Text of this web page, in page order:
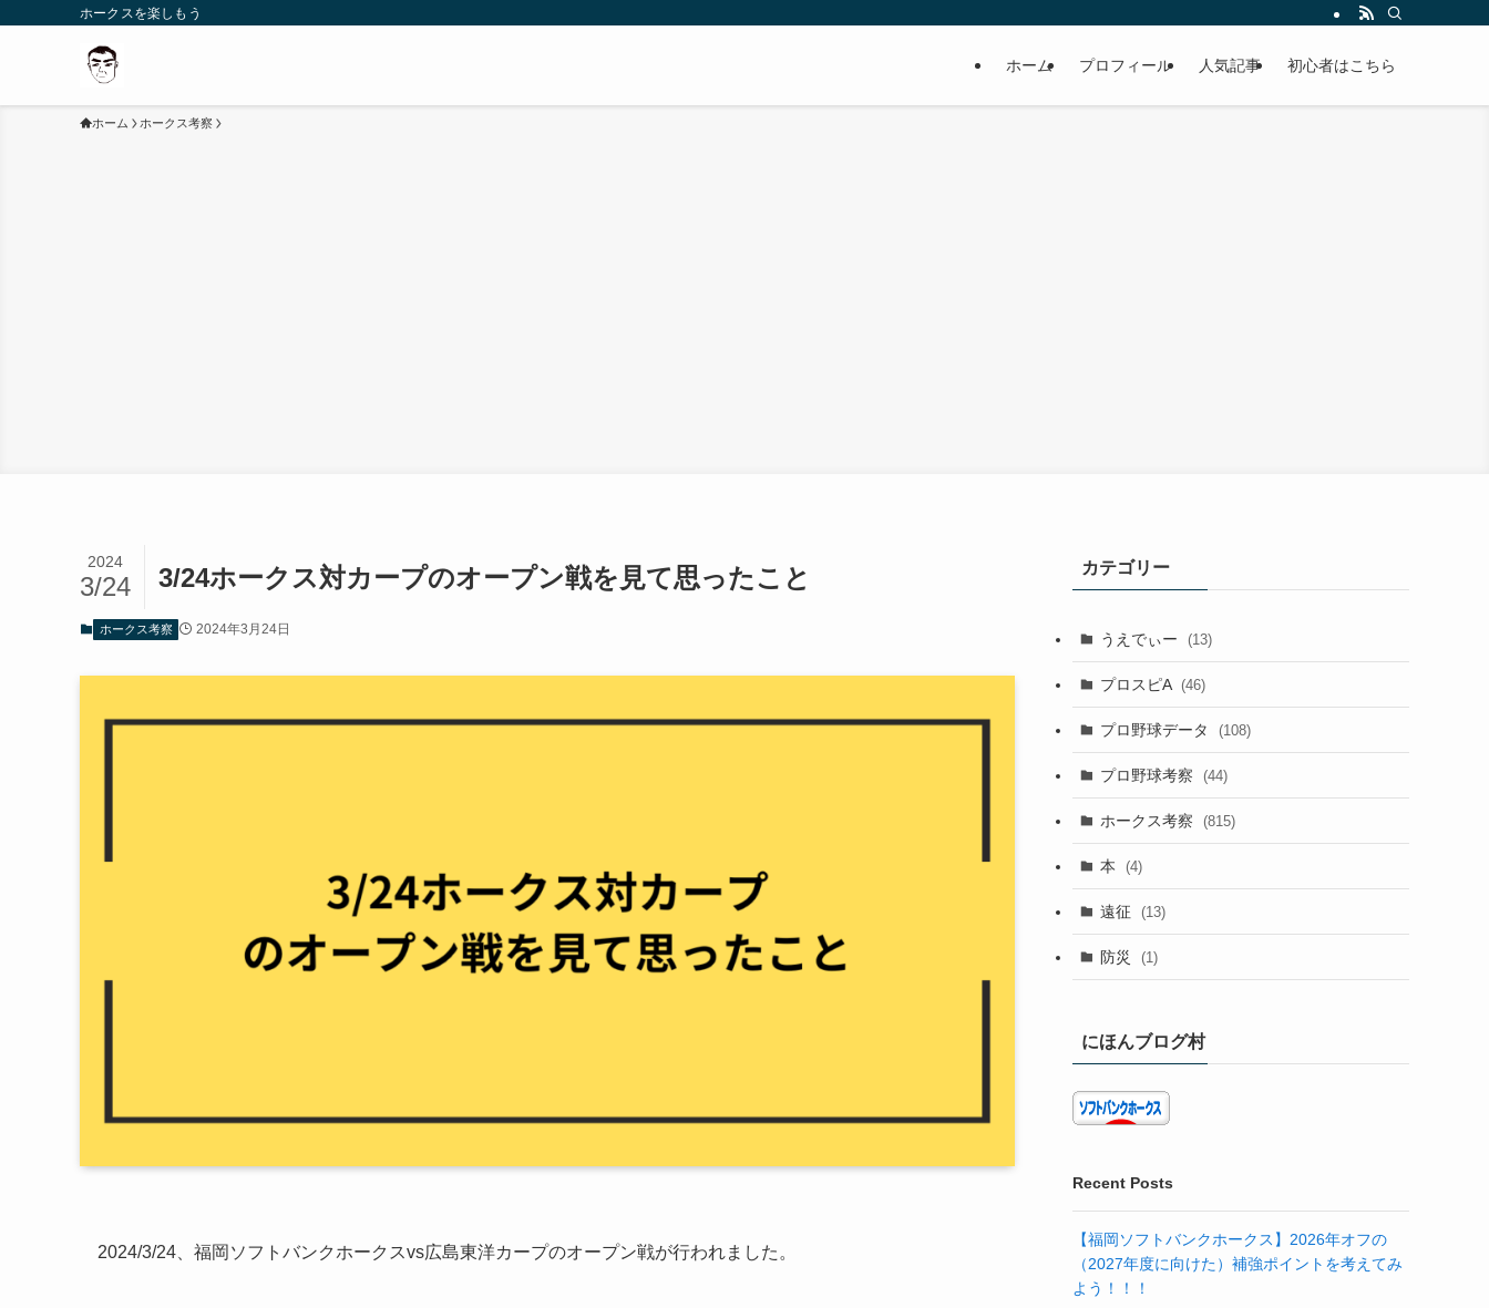
ホークスを楽しもう
ホーム プロフィール 人気記事 初心者はこちら
ホーム ホークス考察
3/24ホークス対カープのオープン戦を見て思ったこと
2024
3/24
ホークス考察 2024年3月24日
2024/3/24、福岡ソフトバンクホークスvs広島東洋カープのオープン戦が行われました。
カテゴリー
うえでぃー (13)
プロスピA (46)
プロ野球データ (108)
プロ野球考察 (44)
ホークス考察 (815)
本 (4)
遠征 (13)
防災 (1)
にほんブログ村
Recent Posts
【福岡ソフトバンクホークス】2026年オフの
（2027年度に向けた）補強ポイントを考えてみ
よう！！！